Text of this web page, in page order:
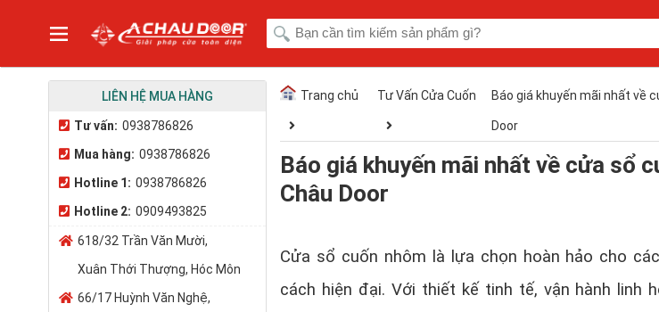
LIÊN HỆ MUA HÀNG
Tư vấn: 0938786826
Mua hàng: 0938786826
Hotline 1: 0938786826
Hotline 2: 0909493825
618/32 Trần Văn Mười,
Xuân Thới Thượng, Hóc Môn
66/17 Huỳnh Văn Nghệ,
Trang chủ Tư Vấn Cửa Cuốn Báo giá khuyến mãi nhất về
Door
Báo giá khuyến mãi nhất về cửa sổ
Châu Door
Cửa sổ cuốn nhôm là lựa chọn hoàn hảo cho
cách hiện đại. Với thiết kế tinh tế, vận hành linh